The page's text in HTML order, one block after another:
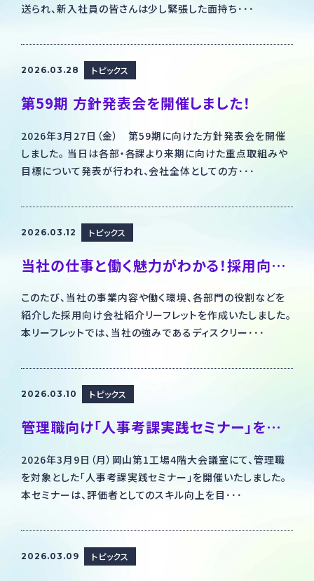
送られ、新入社員の皆さんは少し緊張した面持ち･･･
2026.03.28 トピックス
第59期 方針発表会を開催しました！
2026年3月27日（金） 第59期に向けた方針発表会を開催
しました。 当日は各部・各課より来期に向けた重点取組みや
目標について発表が行われ、会社全体としての方･･･
2026.03.12 トピックス
当社の仕事と働く魅力がわかる！採用向け会社紹介リーフレットを公開しました
このたび、当社の事業内容や働く環境、各部門の役割などを
紹介した採用向け会社紹介リーフレットを作成いたしました。
本リーフレットでは、当社の強みであるディスクリー･･･
2026.03.10 トピックス
管理職向け「人事考課実践セミナー」を開催しました～公平で納得感のある評価を目指して～
2026年3月9日（月）岡山第1工場4階大会議室にて、管理職
を対象とした「人事考課実践セミナー」を開催いたしました。
本セミナーは、評価者としてのスキル向上を目･･･
2026.03.09 トピックス